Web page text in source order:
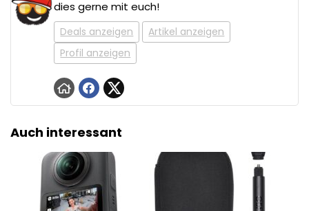
dies gerne mit euch!
Deals anzeigen
Artikel anzeigen
Profil anzeigen
Auch interessant